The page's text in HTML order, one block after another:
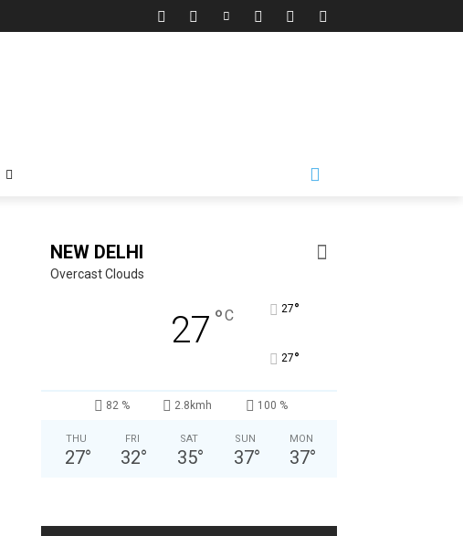
NEW DELHI
Overcast Clouds
27 °C 27°
27°
82 % 2.8kmh 100 %
THU
27°
FRI
32°
SAT
35°
SUN
37°
MON
37°